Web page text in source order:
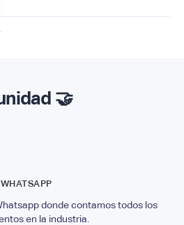
🤝
WHATSAPP
donde contamos todos los
en la industria.